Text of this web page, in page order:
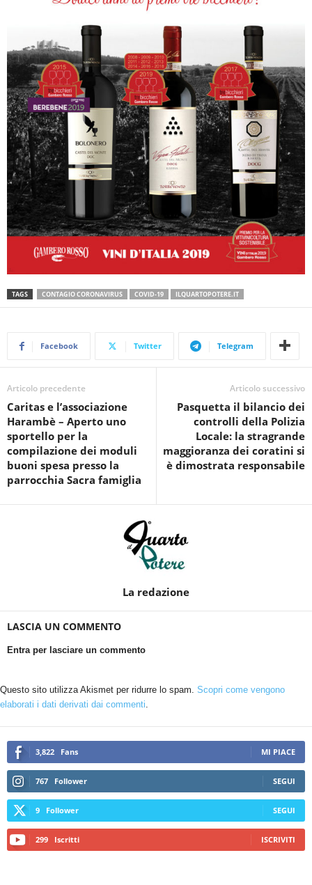
TAGS CONTAGIO CORONAVIRUS COVID-19 ILQUARTOPOTERE.IT
Facebook Twitter Telegram
Articolo precedente
Caritas e l’associazione
Harambè – Aperto uno
sportello per la
compilazione dei moduli
buoni spesa presso la
parrocchia Sacra famiglia
Articolo successivo
Pasquetta il bilancio dei
controlli della Polizia
Locale: la stragrande
maggioranza dei coratini si
è dimostrata responsabile
La redazione
LASCIA UN COMMENTO
Entra per lasciare un commento
Questo sito utilizza Akismet per ridurre lo spam. Scopri come vengono
elaborati i dati derivati dai commenti
3,822 Fans MI PIACE
767 Follower SEGUI
9 Follower SEGUI
299 Iscritti ISCRIVITI